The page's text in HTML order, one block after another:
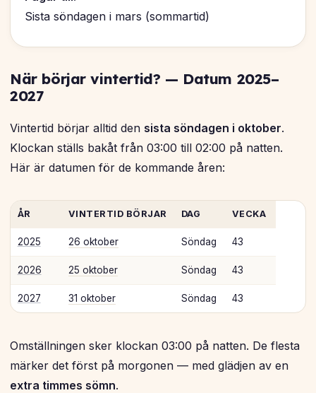
Sista söndagen i mars (sommartid)
När börjar vintertid? — Datum 2025–
2027
Vintertid börjar alltid den sista söndagen i oktober.
Klockan ställs bakåt från 03:00 till 02:00 på natten.
Här är datumen för de kommande åren:
ÅR VINTERTID BÖRJAR DAG VECKA
2025 26 oktober Söndag 43
2026 25 oktober Söndag 43
2027 31 oktober Söndag 43
Omställningen sker klockan 03:00 på natten. De flesta
märker det först på morgonen — med glädjen av en
extra timmes sömn.